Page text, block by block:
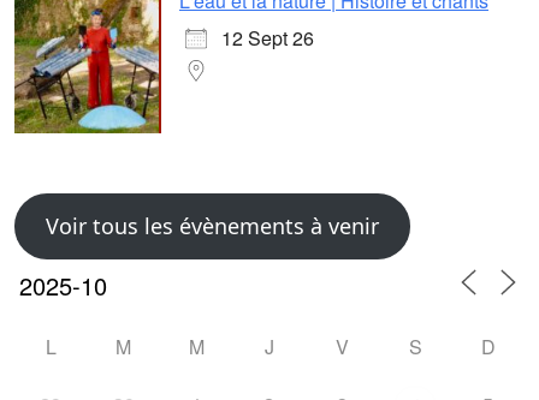
12 Sept 26
Voir tous les évènements à venir
L M M J V S D